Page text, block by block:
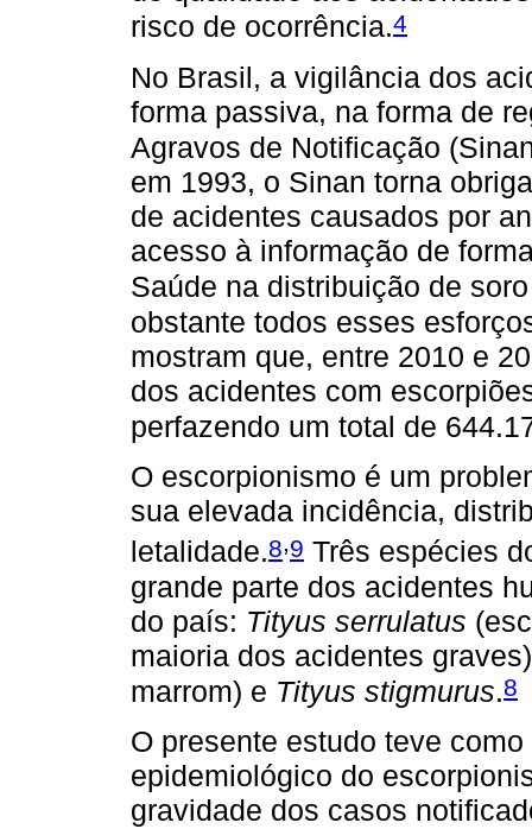
risco de ocorrência.4
No Brasil, a vigilância dos
forma passiva, na forma de
Agravos de Notificação
em 1993, o Sinan torna
de acidentes causados por
acesso à informação de
Saúde na distribuição de
obstante todos esses
mostram que, entre 2010 e
dos acidentes com
perfazendo um total de
O escorpionismo é um
sua elevada incidência,
letalidade.8,9 Três espécies
grande parte dos acidentes
do país: Tityus serrulatus
maioria dos acidentes
marrom) e Tityus stigmurus.8
O presente estudo teve
epidemiológico do
gravidade dos casos